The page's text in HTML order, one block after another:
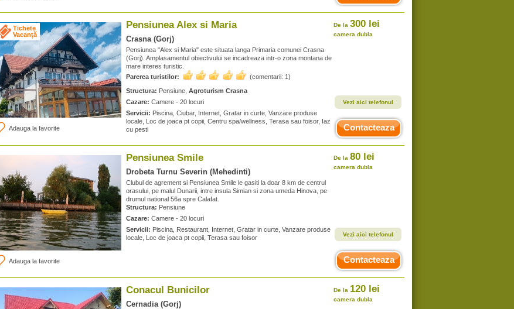
Tichete
Vacanță
Adauga la favorite
Pensiunea Alex si Maria
Crasna (Gorj)
Pensiunea "Alex si Maria" este situata langa Primaria comunei Crasna
(Gorj). Amplasamentul obiectivului se incadreaza intr-o zona montana de
mare interes turistic.
Parerea turistilor:
(comentarii: 1)
Structura: Pensiune, Agroturism Crasna
Cazare: Camere - 20 locuri
Servicii: Piscina, Ciubar, Internet, Gratar in curte, Vanzare produse
locale, Loc de joaca pt copii, Centru spa/wellness, Terasa sau foisor, Iaz
cu pesti
De la 300 lei
camera dubla
Vezi aici telefonul
Contacteaza
Adauga la favorite
Pensiunea Smile
Drobeta Turnu Severin (Mehedinti)
Clubul de agrement si Pensiunea Smile le gasiti la doar 8 km de centrul
orasului, pe malul Dunarii, intre insula Simian si zona umeda Hinova, pe
drumul national 56a spre Calafat.
Structura: Pensiune
Cazare: Camere - 20 locuri
Servicii: Piscina, Restaurant, Internet, Gratar in curte, Vanzare produse
locale, Loc de joaca pt copii, Terasa sau foisor
De la 80 lei
camera dubla
Vezi aici telefonul
Contacteaza
Conacul Bunicilor
Cernadia (Gorj)
De la 120 lei
camera dubla